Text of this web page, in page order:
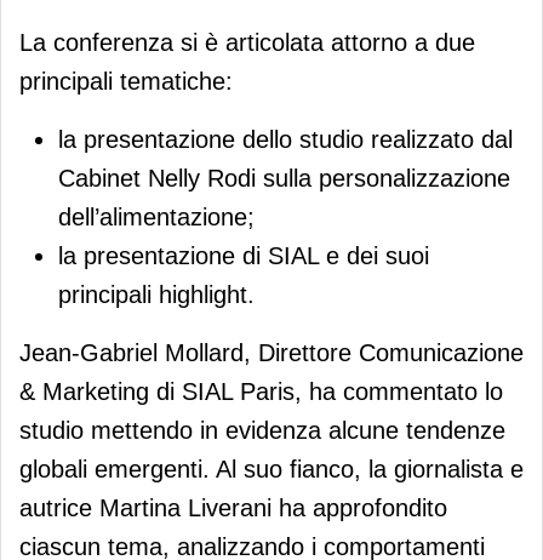
La conferenza si è articolata attorno a due
principali tematiche:
la presentazione dello studio realizzato dal
Cabinet Nelly Rodi sulla personalizzazione
dell’alimentazione;
la presentazione di SIAL e dei suoi
principali highlight.
Jean-Gabriel Mollard, Direttore Comunicazione
& Marketing di SIAL Paris, ha commentato lo
studio mettendo in evidenza alcune tendenze
globali emergenti. Al suo fianco, la giornalista e
autrice Martina Liverani ha approfondito
ciascun tema, analizzando i comportamenti